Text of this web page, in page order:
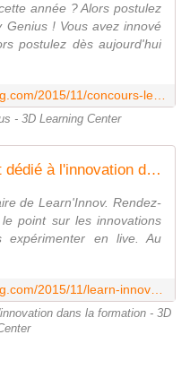
année ? Alors postulez
! Vous avez innové
postulez dès aujourd'hui
- 3D Learning Center
Learn'Innov : un événement dédié à l'innovation dans la formation - 3D Learning Center
de Learn'Innov. Rendez-
point sur les innovations
expérimenter en live. Au
dans la formation - 3D